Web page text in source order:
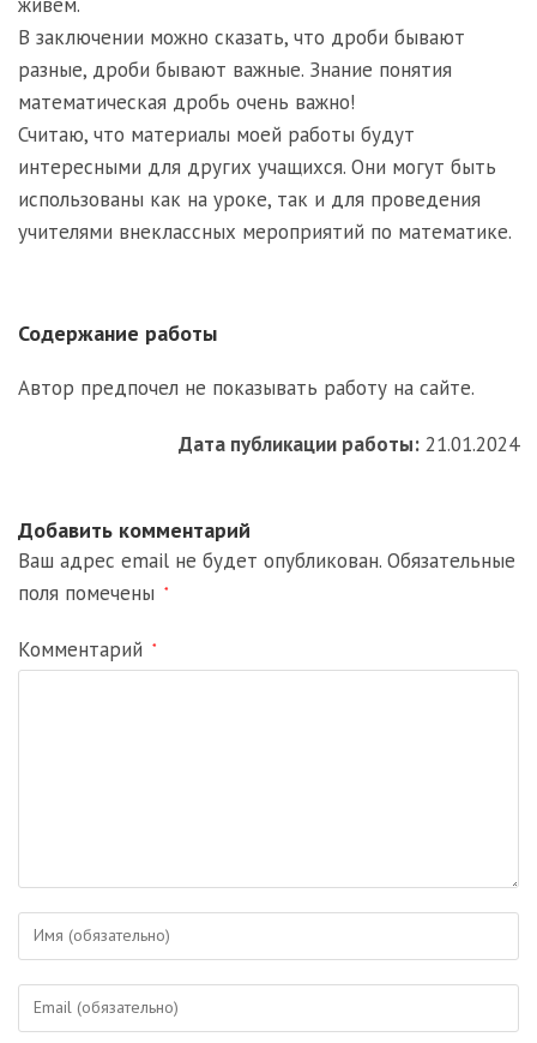
В заключении можно сказать, что дроби бывают
разные, дроби бывают важные. Знание понятия
математическая дробь очень важно!
Считаю, что материалы моей работы будут
интересными для других учащихся. Они могут быть
использованы как на уроке, так и для проведения
учителями внеклассных мероприятий по математике.
Содержание работы
Автор предпочел не показывать работу на сайте.
Дата публикации работы: 21.01.2024
Добавить комментарий
Ваш адрес email не будет опубликован. Обязательные
поля помечены
*
Комментарий *
Введите
или
имя
Введите